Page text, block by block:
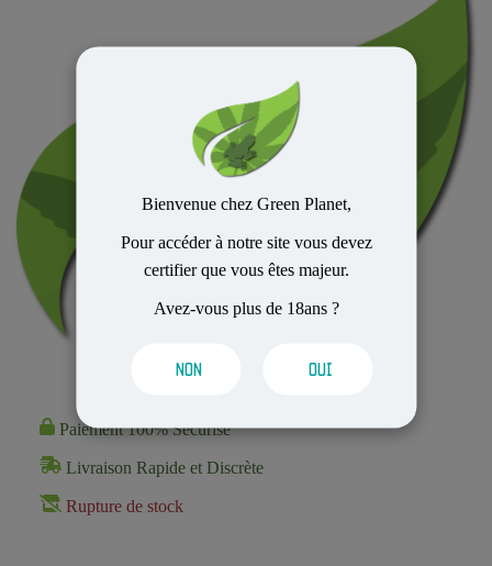
Bienvenue chez Green Planet,
Pour accéder à notre site vous devez
certifier que vous êtes majeur.
Avez-vous plus de 18ans ?
NON OUI
Paiement 100% Sécurisé
Livraison Rapide et Discrète
Rupture de stock